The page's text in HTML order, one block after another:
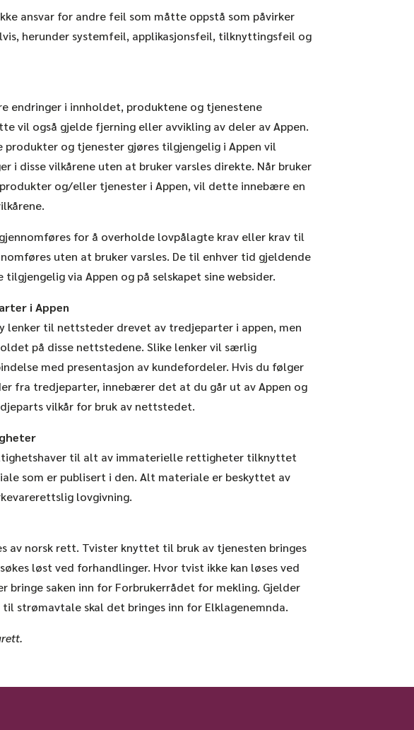
ansvar for andre feil som måtte oppstå som påvirker
herunder systemfeil, applikasjonsfeil, tilknyttingsfeil og
endringer i innholdet, produktene og tjenestene
vil også gjelde fjerning eller avvikling av deler av Appen.
produkter og tjenester gjøres tilgjengelig i Appen vil
i disse vilkårene uten at bruker varsles direkte. Når bruker
og/eller tjenester i Appen, vil dette innebære en
for å overholde lovpålagte krav eller krav til
uten at bruker varsles. De til enhver tid gjeldende
via Appen og på selskapet sine websider.
i Appen
lenker til nettsteder drevet av tredjeparter i appen, men
på disse nettstedene. Slike lenker vil særlig
med presentasjon av kundefordeler. Hvis du følger
fra tredjeparter, innebærer det at du går ut av Appen og
vilkår for bruk av nettstedet.
til alt av immaterielle rettigheter tilknyttet
som er publisert i den. Alt materiale er beskyttet av
lovgivning.
av norsk rett. Tvister knyttet til bruk av tjenesten bringes
løst ved forhandlinger. Hvor tvist ikke kan løses ved
bringe saken inn for Forbrukerrådet for mekling. Gjelder
strømavtale skal det bringes inn for Elklagenemnda.